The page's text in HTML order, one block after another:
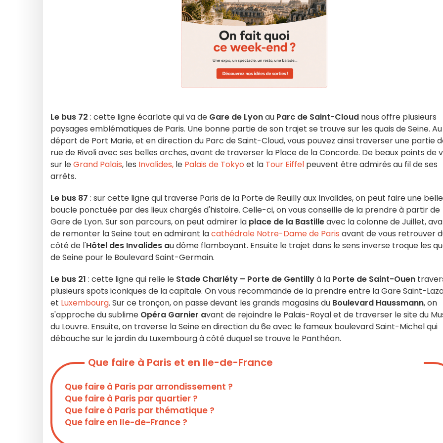
Le bus 72 : cette ligne écarlate qui va de Gare de Lyonau Parc de Saint-Cloud nous offre plusieurs
paysages emblématiques de Paris. Une bonne partie de son trajet se trouve sur les quais de Seine. Au
départ de Port Marie, et en direction du Parc de Saint-Cloud, vous pouvez ainsi traverser une partie
rue de Rivoli avec ses belles arches, avant de traverser la Place de la Concorde. De beaux points de
sur leGrand Palais, les Invalides, le Palais de Tokyo et la Tour Eiffel peuvent être admirés au fil de ses
arrêts.
Le bus 87 : sur cette ligne qui traverse Paris de la Porte de Reuilly aux Invalides, on peut faire une belle
boucle ponctuée par des lieux chargés d'histoire. Celle-ci, on vous conseille de la prendre à partir de
Gare de Lyon. Sur son parcours, on peut admirer la place de la Bastilleavec la colonne de Juillet,
de remonter la Seine tout en admirant lacathédrale Notre-Dame de Paris avant de vous retrouver
côté de l'Hôtel des Invalides au dôme flamboyant. Ensuite le trajet dans le sens inverse troque les
de Seine pour le Boulevard Saint-Germain.
Le bus 21 : cette ligne qui relie le Stade Charléty – Porte de Gentillyà la Porte de Saint-Ouen
plusieurs spots iconiques de la capitale. On vous recommande de la prendre entre la Gare Saint-
et Luxembourg. Sur ce tronçon, on passe devant les grands magasins du Boulevard Haussmann, on
s'approche du sublime Opéra Garnier avant de rejoindre le Palais-Royal et de traverser le site du
du Louvre. Ensuite, on traverse la Seine en direction du 6e avec le fameux boulevard Saint-Michel qui
débouche sur le jardin du Luxembourg à côté duquel se trouve le Panthéon.
Que faire à Paris et en Ile-de-France
Que faire à Paris par arrondissement ?
Que faire à Paris par quartier ?
Que faire à Paris par thématique ?
Que faire en Ile-de-France ?